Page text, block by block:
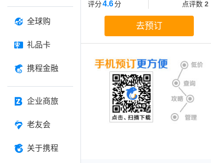
全球购
礼品卡
携程金融
企业商旅
老友会
关于携程
评分4.6分 点评数 2
去预订